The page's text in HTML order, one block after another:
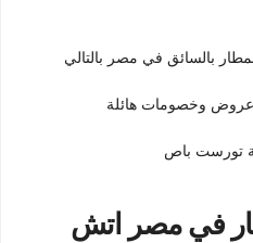
وخصومات هائلة
تورست باص
في مصر اتش